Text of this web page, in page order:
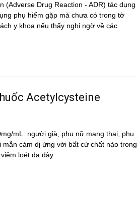
Drug Reaction - ADR) tác dụng
phụ hiếm gặp mà chưa có trong tờ
y khoa nếu thấy nghi ngờ về các
Acetylcysteine
mL: người già, phụ nữ mang thai, phụ
cảm dị ứng với bất cứ chất nào trong
loét dạ dày